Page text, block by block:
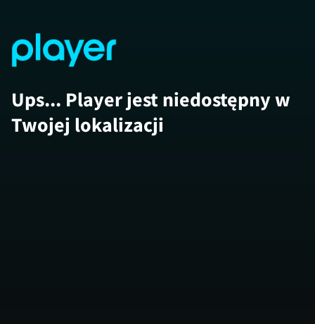
Ups... Player jest niedostępny w
Twojej lokalizacji